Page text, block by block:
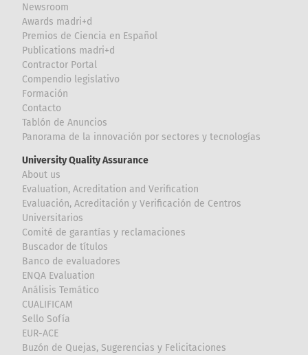
Newsroom
Awards madri+d
Premios de Ciencia en Español
Publications madri+d
Contractor Portal
Compendio legislativo
Formación
Contacto
Tablón de Anuncios
Panorama de la innovación por sectores y tecnologías
University Quality Assurance
About us
Evaluation, Acreditation and Verification
Evaluación, Acreditación y Verificación de Centros
Universitarios
Comité de garantías y reclamaciones
Buscador de títulos
Banco de evaluadores
ENQA Evaluation
Análisis Temático
CUALIFICAM
Sello Sofía
EUR-ACE
Buzón de Quejas, Sugerencias y Felicitaciones